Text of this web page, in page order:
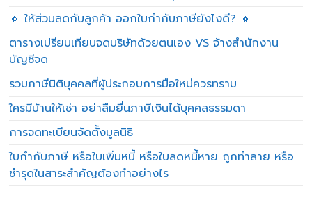
🔸 ให้ส่วนลดกับลูกค้า ออกใบกำกับภาษียังไงดี? 🔸
ตารางเปรียบเทียบจดบริษัทด้วยตนเอง VS จ้างสำนักงาน
บัญชีจด
รวมภาษีนิติบุคคลที่ผู้ประกอบการมือใหม่ควรทราบ
ใครมีบ้านให้เช่า อย่าลืมยื่นภาษีเงินได้บุคคลธรรมดา
การจดทะเบียนจัดตั้งมูลนิธิ
ใบกำกับภาษี หรือใบเพิ่มหนี้ หรือใบลดหนี้หาย ถูกทำลาย หรือ
ชำรุดในสาระสำคัญต้องทำอย่างไร